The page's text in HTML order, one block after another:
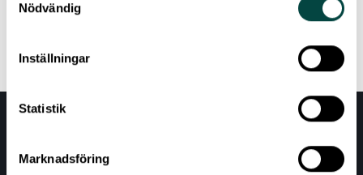
Nödvändig
Inställningar
Statistik
Marknadsföring